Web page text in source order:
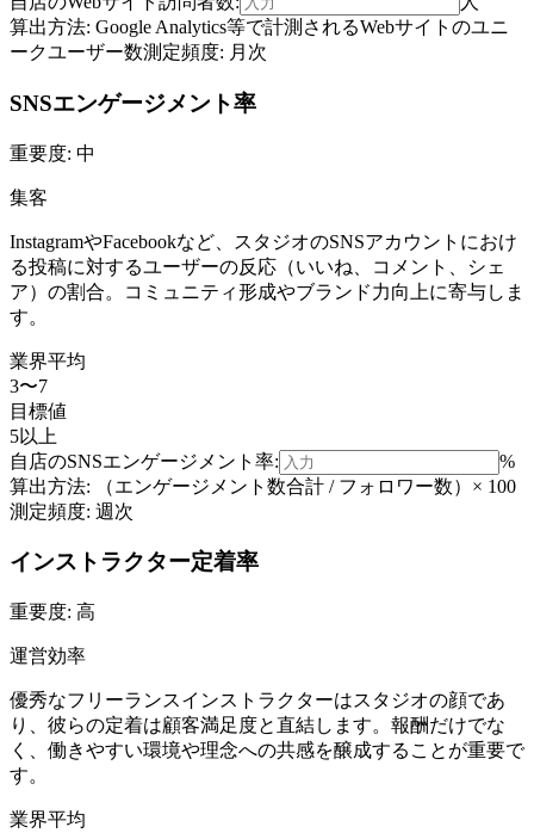
算出方法: Google Analytics等で計測されるWebサイトのユニ
ークユーザー数測定頻度: 月次
SNSエンゲージメント率
重要度: 中
集客
InstagramやFacebookなど、スタジオのSNSアカウントにおけ
る投稿に対するユーザーの反応（いいね、コメント、シェ
ア）の割合。コミュニティ形成やブランド力向上に寄与しま
す。
業界平均
3〜7
目標値
5以上
自店のSNSエンゲージメント率:
%
算出方法:
（エンゲージメント数合計 / フォロワー数）× 100
測定頻度: 週次
インストラクター定着率
重要度: 高
運営効率
優秀なフリーランスインストラクターはスタジオの顔であ
り、彼らの定着は顧客満足度と直結します。報酬だけでな
く、働きやすい環境や理念への共感を醸成することが重要で
す。
業界平均